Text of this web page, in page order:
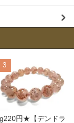
3
g220円★【デンドラ